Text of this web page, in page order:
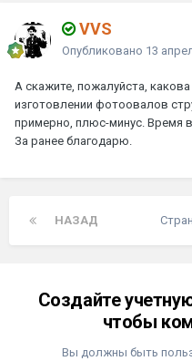
VVS
Опубликовано 13
А скажите, пожалуйста,
изготовлении фотоовалов
примерно, плюс-минус. Время
За ранее благодарю.
НАЗАД
Создайте
чтобы
Вы должны быть